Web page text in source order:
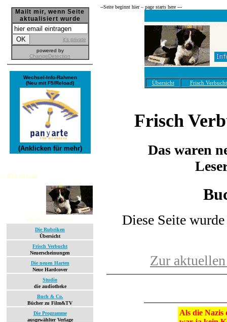
Mailt mir, wenn Seite
aktualisiert wurde
it's private
powered by
ChangeDetection
Wechsel-Info-Rahmen
(Neu mit F5/Reload)
(Anklicken für mehr)
Bücherbar
Aktuelles Lesefutter
Die Rubriken
Übersicht
Frisch Verbucht
Neuerscheinungen
Die neuen Harten
Neue Hardcover
Studio
die audiotheke
Buch & Co.
Bücher zu Film&TV
Die Programme
ausgewählter Verlage
--­Seite beginnt hier – page starts here ---
Übersicht Frisch Verbucht
Frisch
Das waren
Diese Seite
Zur
Als die Nazis